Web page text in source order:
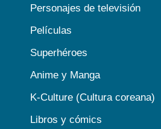
Personajes de televisión
Películas
Superhéroes
Anime y Manga
K-Culture (Cultura coreana)
Libros y cómics